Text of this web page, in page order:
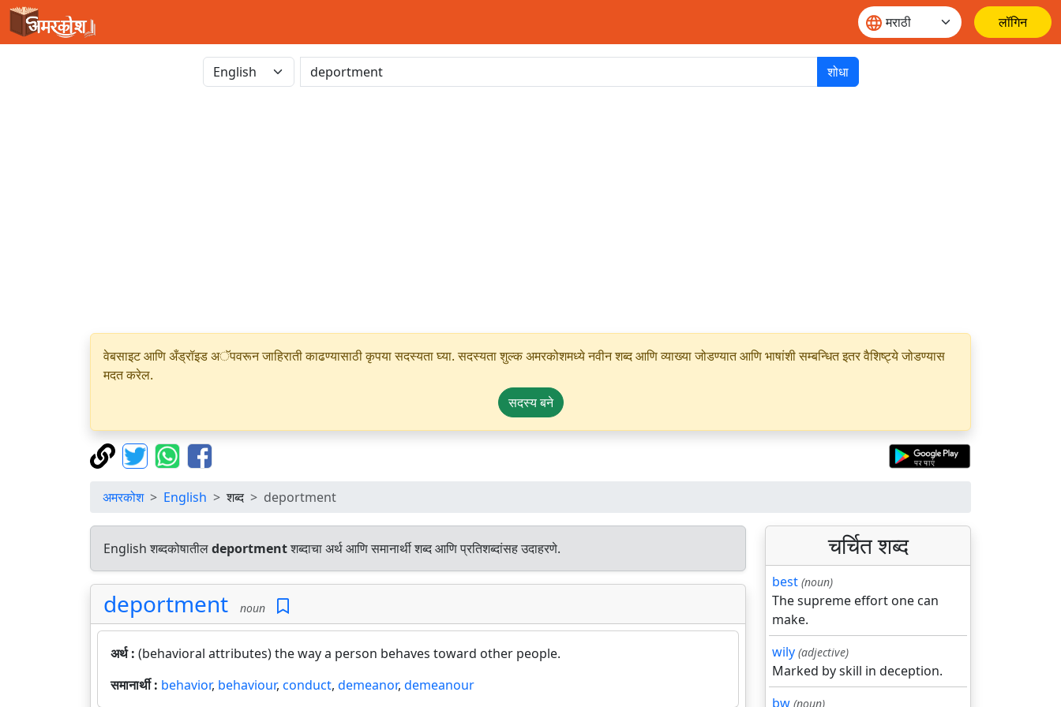
लॉगिन
शोधा
वेबसाइट आणि अँड्रॉइड अॅपवरून जाहिराती काढण्यासाठी कृपया सदस्यता घ्या. सदस्यता शुल्क अमरकोशमध्ये नवीन शब्द आणि व्याख्या जोडण्यात आणि भाषांशी सम्बन्धित इतर वैशिष्ट्ये जोडण्यास
मदत करेल.
सदस्य बने
अमरकोश English शब्द deportment
English शब्दकोषातीलdeportmentशब्दाचा अर्थ आणि समानार्थी शब्द आणि प्रतिशब्दांसह उदाहरणे.
deportment noun
अर्थ : (behavioral attributes) the way a person behaves toward other people.
समानार्थी : behavior, behaviour, conduct, demeanor, demeanour
चर्चित शब्द
best (noun)
The supreme effort one can
make.
wily (adjective)
Marked by skill in deception.
bw (noun)